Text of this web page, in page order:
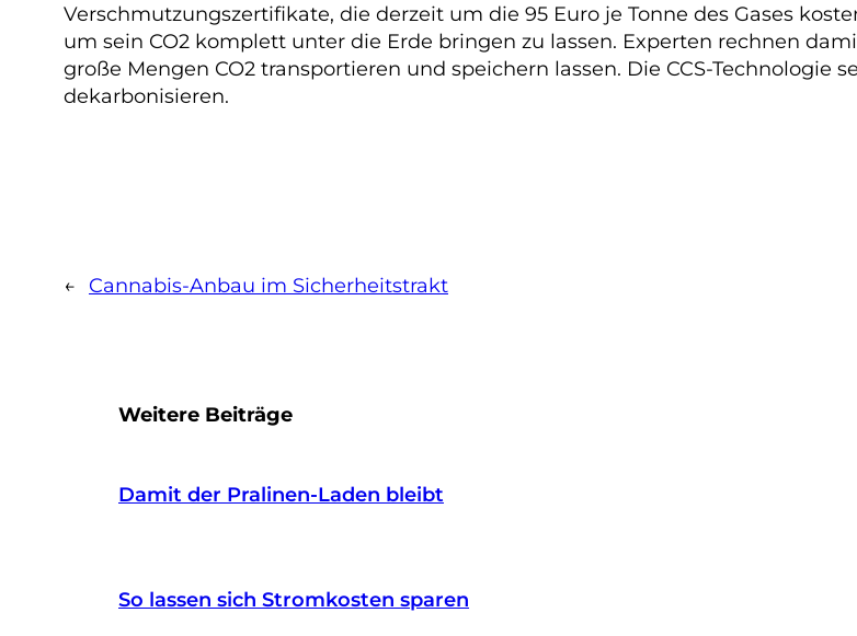
Verschmutzungszertifikate, die derzeit um die 95 Euro je Tonne des Gases
um sein CO2 komplett unter die Erde bringen zu lassen. Experten rechnen
große Mengen CO2 transportieren und speichern lassen. Die CCS-Technologie
dekarbonisieren.
← Cannabis-Anbau im Sicherheitstrakt
Weitere Beiträge
Damit der Pralinen-Laden bleibt
So lassen sich Stromkosten sparen